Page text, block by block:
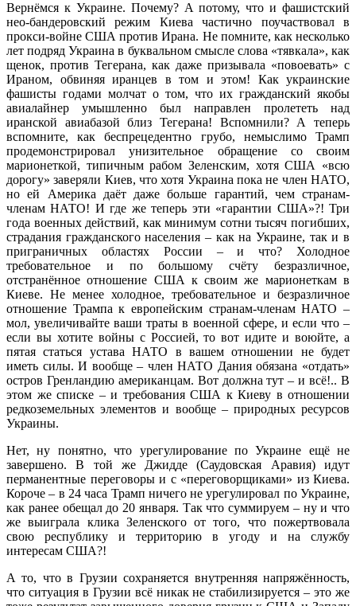
Вернёмся к Украине. Почему? А потому, что и фашистский
нео-бандеровский режим Киева частично поучаствовал в
прокси-войне США против Ирана. Не помните, как несколько
лет подряд Украина в буквальном смысле слова «тявкала», как
щенок, против Тегерана, как даже призывала «повоевать» с
Ираном, обвиняя иранцев в том и этом! Как украинские
фашисты годами молчат о том, что их гражданский якобы
авиалайнер умышленно был направлен пролететь над
иранской авиабазой близ Тегерана! Вспомнили? А теперь
вспомните, как беспрецедентно грубо, немыслимо Трамп
продемонстрировал унизительное обращение со своим
марионеткой, типичным рабом Зеленским, хотя США «всю
дорогу» заверяли Киев, что хотя Украина пока не член НАТО,
но ей Америка даёт даже больше гарантий, чем странам-
членам НАТО! И где же теперь эти «гарантии США»?! Три
года военных действий, как минимум сотни тысяч погибших,
страдания гражданского населения – как на Украине, так и в
приграничных областях России – и что? Холодное
требовательное и по большому счёту безразличное,
отстранённое отношение США к своим же марионеткам в
Киеве. Не менее холодное, требовательное и безразличное
отношение Трампа к европейским странам-членам НАТО –
мол, увеличивайте ваши траты в военной сфере, и если что –
если вы хотите войны с Россией, то вот идите и воюйте, а
пятая статься устава НАТО в вашем отношении не будет
иметь силы. И вообще – член НАТО Дания обязана «отдать»
остров Гренландию американцам. Вот должна тут – и всё!.. В
этом же списке – и требования США к Киеву в отношении
редкоземельных элементов и вообще – природных ресурсов
Украины.
Нет, ну понятно, что урегулирование по Украине ещё не
завершено. В той же Джидде (Саудовская Аравия) идут
перманентные переговоры и с «переговорщиками» из Киева.
Короче – в 24 часа Трамп ничего не урегулировал по Украине,
как ранее обещал до 20 января. Так что суммируем – ну и что
же выиграла клика Зеленского от того, что пожертвовала
свою республику и территорию в угоду и на службу
интересам США?!
А то, что в Грузии сохраняется внутренняя напряжённость,
что ситуация в Грузии всё никак не стабилизируется – это же